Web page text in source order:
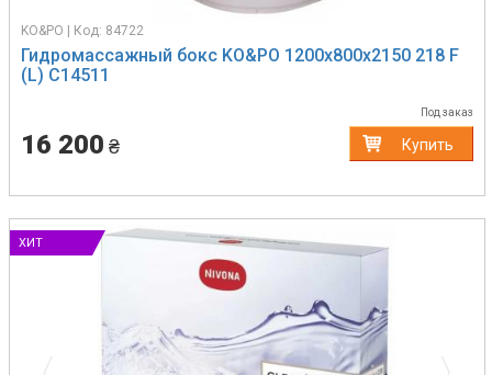
KO&PO | Код: 84722
Гидромассажный бокс KO&PO 1200х800х2150 218 F
(L) C14511
Под заказ
16 200 ₴ Купить
ХИТ
продаж